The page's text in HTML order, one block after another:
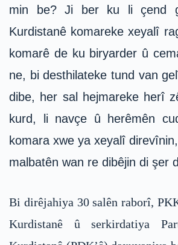
min be? Ji ber ku li çend
Kurdistanê komareke xeyalî
komarê de ku biryarder û
ne, bi desthilateke tund van
dibe, her sal hejmareke herî
kurd, li navçe û herêmên
komara xwe ya xeyalî
malbatên wan re dibêjin di şer
Bi dirêjahiya 30 salên raborî,
Kurdistanê û serkirdatiya